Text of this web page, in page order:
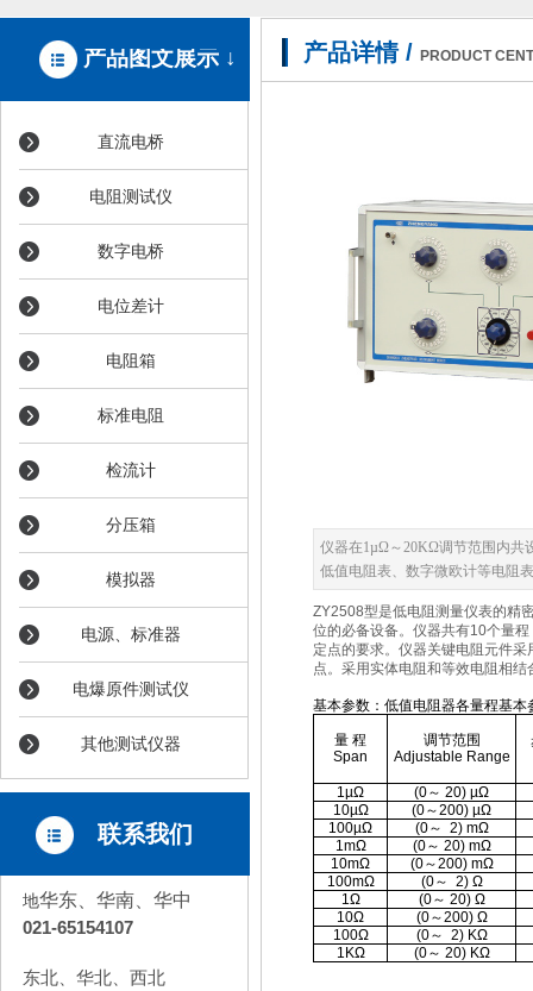
仪器在1µΩ～20KΩ调节范围内共
低值电阻表、数字微欧计等电阻
ZY2508型是低电阻测量仪表的精
位的必备设备。仪器共有10个量
定点的要求。仪器关键电阻元件
点。采用实体电阻和等效电阻相
基本参数：低值电阻器各量程基本
量 程
Span
调节范围
Adjustable Range
1µΩ (0～ 20) µΩ
10µΩ (0～200) µΩ
100µΩ (0～ 2) mΩ
1mΩ (0～ 20) mΩ
10mΩ (0～200) mΩ
100mΩ (0～ 2) Ω
1Ω (0～ 20) Ω
10Ω (0～200) Ω
100Ω (0～ 2) KΩ
1KΩ (0～ 20) KΩ
产品详情/ PRODUCT
产品图文展示 ↓
直流电桥
电阻测试仪
数字电桥
电位差计
电阻箱
标准电阻
检流计
分压箱
模拟器
电源、标准器
电爆原件测试仪
其他测试仪器
联系我们
地华东、华南、华中
021-65154107
东北、华北、西北